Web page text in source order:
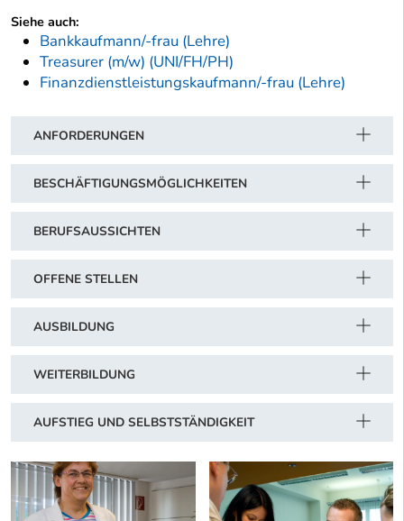
Siehe auch:
Bankkaufmann/-frau (Lehre)
Treasurer (m/w) (UNI/FH/PH)
Finanzdienstleistungskaufmann/-frau (Lehre)
ANFORDERUNGEN
BESCHÄFTIGUNGSMÖGLICHKEITEN
BERUFSAUSSICHTEN
OFFENE STELLEN
AUSBILDUNG
WEITERBILDUNG
AUFSTIEG UND SELBSTSTÄNDIGKEIT